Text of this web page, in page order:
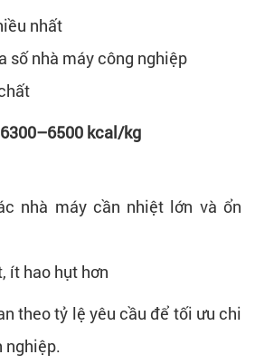
nhất
số nhà máy công nghiệp
kcal/kg
nhà máy cần nhiệt lớn và ổn
ít hao hụt hơn
theo tỷ lệ yêu cầu để tối ưu chi
nghiệp.